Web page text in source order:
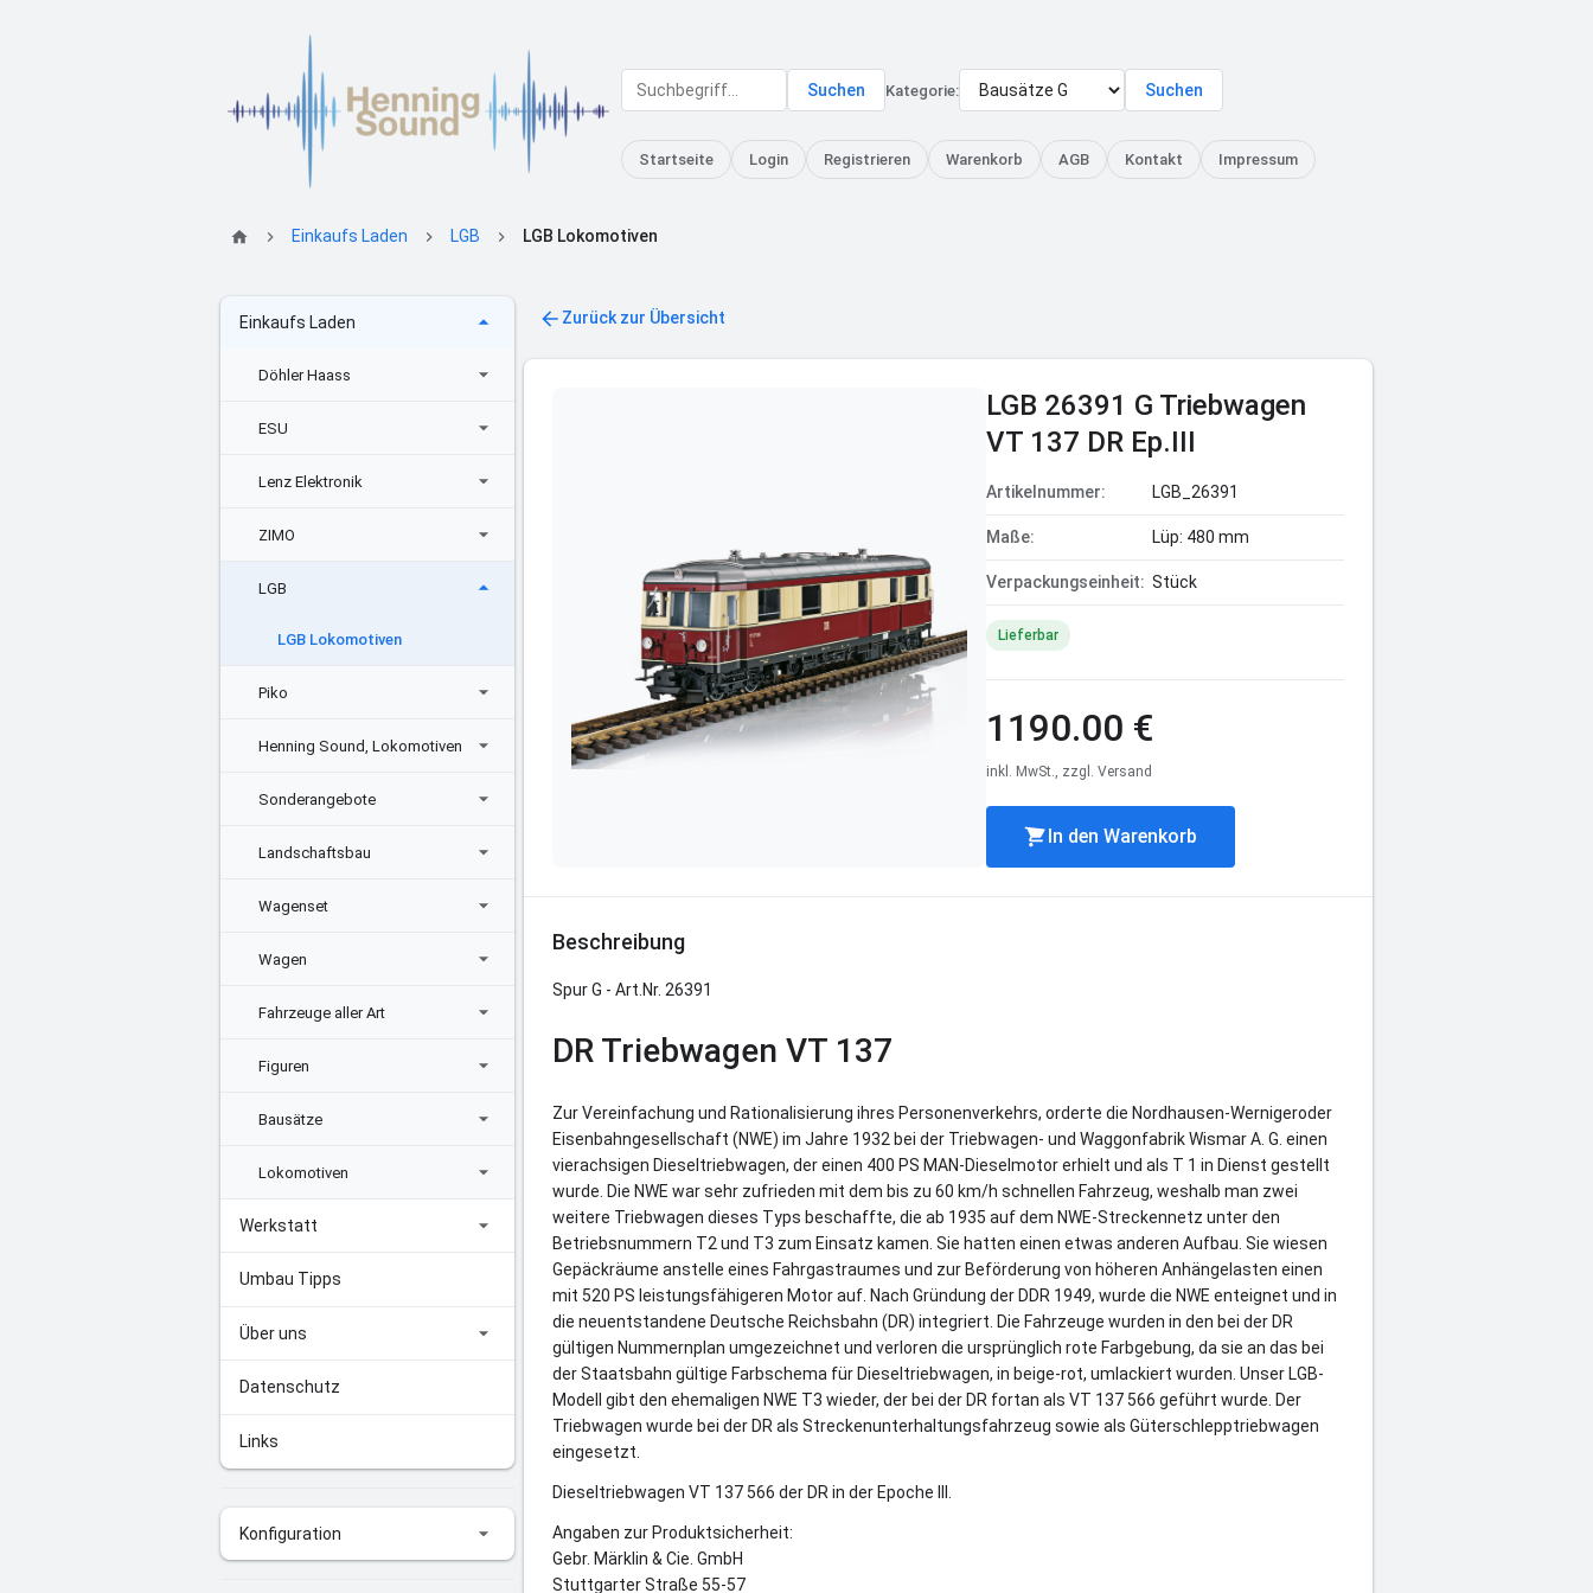
Suchen Kategorie: Suchen
Startseite Login Registrieren Warenkorb AGB Kontakt Impressum
Einkaufs Laden LGB LGB Lokomotiven
Einkaufs Laden
Döhler Haass
ESU
Lenz Elektronik
ZIMO
LGB
LGB Lokomotiven
Piko
Henning Sound, Lokomotiven
Sonderangebote
Landschaftsbau
Wagenset
Wagen
Fahrzeuge aller Art
Figuren
Bausätze
Lokomotiven
Werkstatt
Umbau Tipps
Über uns
Datenschutz
Links
Konfiguration
Zurück zur Übersicht
LGB 26391 G Triebwagen
VT 137 DR Ep.III
Artikelnummer: LGB_26391
Maße: Lüp: 480 mm
Verpackungseinheit: Stück
Lieferbar
1190.00 €
inkl. MwSt., zzgl. Versand
In den Warenkorb
Beschreibung
Spur G - Art.Nr. 26391
DR Triebwagen VT 137
Zur Vereinfachung und Rationalisierung ihres Personenverkehrs, orderte die Nordhausen-Wernigeroder
Eisenbahngesellschaft (NWE) im Jahre 1932 bei der Triebwagen- und Waggonfabrik Wismar A. G. einen
vierachsigen Dieseltriebwagen, der einen 400 PS MAN-Dieselmotor erhielt und als T 1 in Dienst gestellt
wurde. Die NWE war sehr zufrieden mit dem bis zu 60 km/h schnellen Fahrzeug, weshalb man zwei
weitere Triebwagen dieses Typs beschaffte, die ab 1935 auf dem NWE-Streckennetz unter den
Betriebsnummern T2 und T3 zum Einsatz kamen. Sie hatten einen etwas anderen Aufbau. Sie wiesen
Gepäckräume anstelle eines Fahrgastraumes und zur Beförderung von höheren Anhängelasten einen
mit 520 PS leistungsfähigeren Motor auf. Nach Gründung der DDR 1949, wurde die NWE enteignet und in
die neuentstandene Deutsche Reichsbahn (DR) integriert. Die Fahrzeuge wurden in den bei der DR
gültigen Nummernplan umgezeichnet und verloren die ursprünglich rote Farbgebung, da sie an das bei
der Staatsbahn gültige Farbschema für Dieseltriebwagen, in beige-rot, umlackiert wurden. Unser LGB-
Modell gibt den ehemaligen NWE T3 wieder, der bei der DR fortan als VT 137 566 geführt wurde. Der
Triebwagen wurde bei der DR als Streckenunterhaltungsfahrzeug sowie als Güterschlepptriebwagen
eingesetzt.
Dieseltriebwagen VT 137 566 der DR in der Epoche III.
Angaben zur Produktsicherheit:
Gebr. Märklin & Cie. GmbH
Stuttgarter Straße 55-57